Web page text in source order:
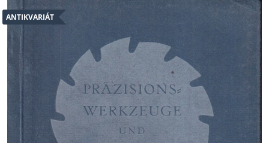
ANTIKVARIÁT